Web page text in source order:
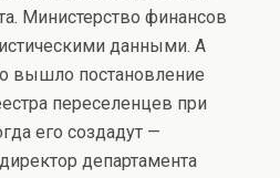
Министерство финансов
данными. А
вышло постановление
переселенцев при
его создадут —
департамента